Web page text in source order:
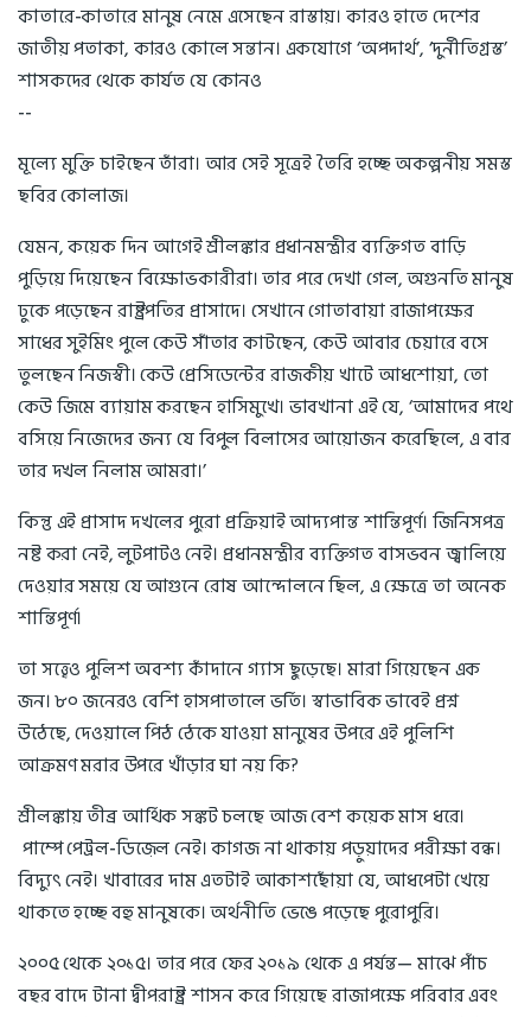
কাতারে-কাতারে মানুষ নেমে এসেছেন রাস্তায়। কারও হাতে দেশের
জাতীয় পতাকা, কারও কোলে সন্তান। একযোগে ‘অপদার্থ’, ‘দুর্নীতিগ্রস্ত’
শাসকদের থেকে কার্যত যে কোনও
--
মূল্যে মুক্তি চাইছেন তাঁরা। আর সেই সূত্রেই তৈরি হচ্ছে অকল্পনীয় সমস্ত
ছবির কোলাজ।
যেমন, কয়েক দিন আগেই শ্রীলঙ্কার প্রধানমন্ত্রীর ব্যক্তিগত বাড়ি
পুড়িয়ে দিয়েছেন বিক্ষোভকারীরা। তার পরে দেখা গেল, অগুনতি মানুষ
ঢুকে পড়েছেন রাষ্ট্রপতির প্রাসাদে। সেখানে গোতাবায়া রাজাপক্ষের
সাধের সুইমিং পুলে কেউ সাঁতার কাটছেন, কেউ আবার চেয়ারে বসে
তুলছেন নিজস্বী। কেউ প্রেসিডেন্টের রাজকীয় খাটে আধশোয়া, তো
কেউ জিমে ব্যায়াম করছেন হাসিমুখে। ভাবখানা এই যে, ‘আমাদের পথে
বসিয়ে নিজেদের জন্য যে বিপুল বিলাসের আয়োজন করেছিলে, এ বার
তার দখল নিলাম আমরা।’
কিন্তু এই প্রাসাদ দখলের পুরো প্রক্রিয়াই আদ্যপান্ত শান্তিপূর্ণ। জিনিসপত্র
নষ্ট করা নেই, লুটপাটও নেই। প্রধানমন্ত্রীর ব্যক্তিগত বাসভবন জ্বালিয়ে
দেওয়ার সময়ে যে আগুনে রোষ আন্দোলনে ছিল, এ ক্ষেত্রে তা অনেক
শান্তিপূর্ণ।
তা সত্ত্বেও পুলিশ অবশ্য কাঁদানে গ্যাস ছুড়েছে। মারা গিয়েছেন এক
জন। ৮০ জনেরও বেশি হাসপাতালে ভর্তি। স্বাভাবিক ভাবেই প্রশ্ন
উঠেছে, দেওয়ালে পিঠ ঠেকে যাওয়া মানুষের উপরে এই পুলিশি
আক্রমণ মরার উপরে খাঁড়ার ঘা নয় কি?
শ্রীলঙ্কায় তীব্র আর্থিক সঙ্কট চলছে আজ বেশ কয়েক মাস ধরে।
পাম্পে পেট্রল-ডিজ়েল নেই। কাগজ না থাকায় পড়ুয়াদের পরীক্ষা বন্ধ।
বিদ্যুৎ নেই। খাবারের দাম এতটাই আকাশছোঁয়া যে, আধপেটা খেয়ে
থাকতে হচ্ছে বহু মানুষকে। অর্থনীতি ভেঙে পড়েছে পুরোপুরি।
২০০৫ থেকে ২০১৫। তার পরে ফের ২০১৯ থেকে এ পর্যন্ত— মাঝে পাঁচ
বছর বাদে টানা দ্বীপরাষ্ট্র শাসন করে গিয়েছে রাজাপক্ষে পরিবার এবং